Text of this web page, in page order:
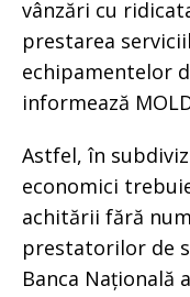
vânzări cu
prestarea
echipamentelor
informează
Astfel, în
economici
achitării fără
prestatorilor de
Banca Națională